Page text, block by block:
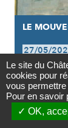
LE
27/05/
L’art
Le site du
cookies pour
vous
Pour en savoir
OK,